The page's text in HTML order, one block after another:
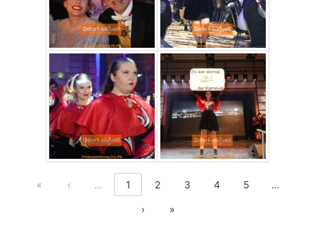
First page
« Previous page
‹ Show previous 5 pages
… 1 2 3 4 5
…
Next page
› Last page
»